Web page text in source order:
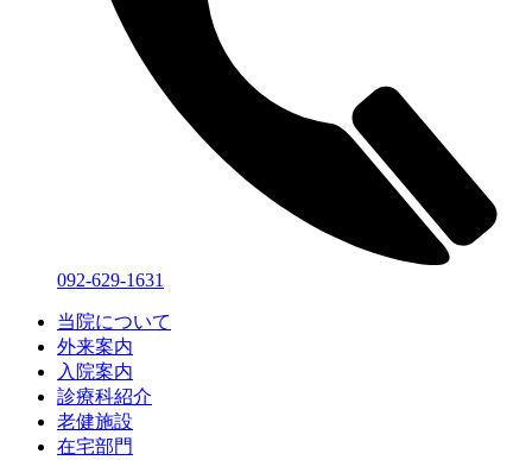
092-629-1631
当院について
外来案内
入院案内
診療科紹介
老健施設
在宅部門